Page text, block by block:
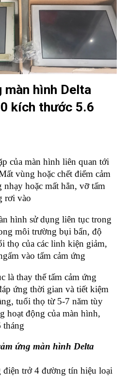
màn hình Delta
kích thước 5.6
của màn hình liên quan tới
vùng hoặc chết điểm cảm
hoặc mất hẳn, vỡ tấm
rơi vào
hình sử dụng liên tục trong
môi trường bụi bẩn, độ
thọ của các linh kiện giảm,
vào tấm cảm ứng
là thay thế tấm cảm ứng
ứng thời gian và tiết kiệm
tuổi thọ từ 5-7 năm tùy
hoạt động của màn hình,
tháng
ứng màn hình Delta
điện trở 4 đường tín hiệu loại